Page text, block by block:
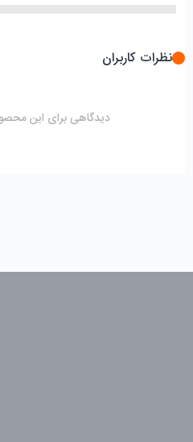
نظرات کاربران
دیدگاهی برای این